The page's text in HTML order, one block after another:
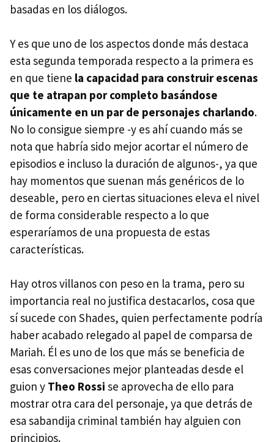
basadas en los diálogos.
Y es que uno de los aspectos donde más destaca
esta segunda temporada respecto a la primera es
en que tiene la capacidad para construir escenas
que te atrapan por completo basándose
únicamente en un par de personajes charlando.
No lo consigue siempre -y es ahí cuando más se
nota que habría sido mejor acortar el número de
episodios e incluso la duración de algunos-, ya que
hay momentos que suenan más genéricos de lo
deseable, pero en ciertas situaciones eleva el nivel
de forma considerable respecto a lo que
esperaríamos de una propuesta de estas
características.
Hay otros villanos con peso en la trama, pero su
importancia real no justifica destacarlos, cosa que
sí sucede con Shades, quien perfectamente podría
haber acabado relegado al papel de comparsa de
Mariah. Él es uno de los que más se beneficia de
esas conversaciones mejor planteadas desde el
guion y Theo Rossi se aprovecha de ello para
mostrar otra cara del personaje, ya que detrás de
esa sabandija criminal también hay alguien con
principios.